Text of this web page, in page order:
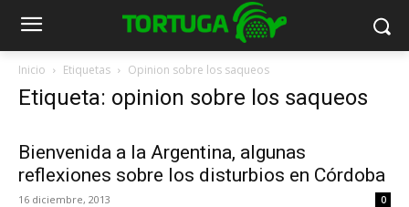
Inicio Etiquetas Opinion sobre los saqueos
Etiqueta: opinion sobre los saqueos
Bienvenida a la Argentina, algunas
reflexiones sobre los disturbios en Córdoba
16 diciembre, 2013 0